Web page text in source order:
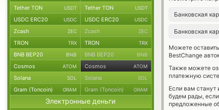
Банковская
Банковская
Можете
BestChange
Также можете
платежную
Если вам
будем рады,
предложенные
Tether TON USDT Tether TON USDT
USDC ERC20 USDC USDC ERC20 USDC
Zcash ZEC Zcash ZEC
TRON TRX TRON TRX
BNB BEP20 BNB BNB BEP20 BNB
Cosmos ATOM Cosmos ATOM
Solana SOL Solana SOL
Gram (Toncoin) GRAM Gram (Toncoin) GRAM
Электронные деньги